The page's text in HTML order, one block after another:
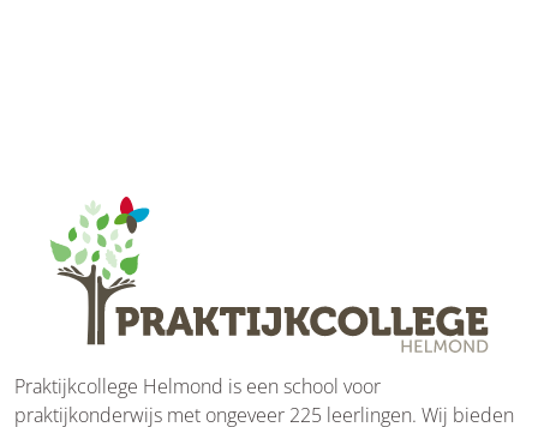
Praktijkcollege Helmond is een school voor
praktijkonderwijs met ongeveer 225 leerlingen. Wij bieden